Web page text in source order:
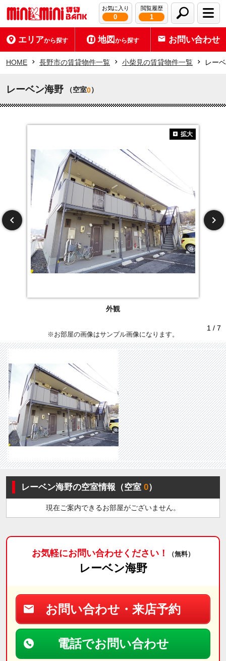
お気に入り
0
閲覧履歴
1
エリアから探す 地図から探す お問い合わせ
HOME 長野市の賃貸物件一覧 小柴見の賃貸物件一覧 レー
レーベン海野 （空室0）
外観
拡大
1 / 7
※お部屋の画像はサンプル画像になります。
レーベン海野の空室情報（空室0）
現在ご案内できるお部屋がございません。
お気軽にお問い合わせください！ （無料）
レーベン海野
お問い合わせ・来店予約
電話でお問い合わせ